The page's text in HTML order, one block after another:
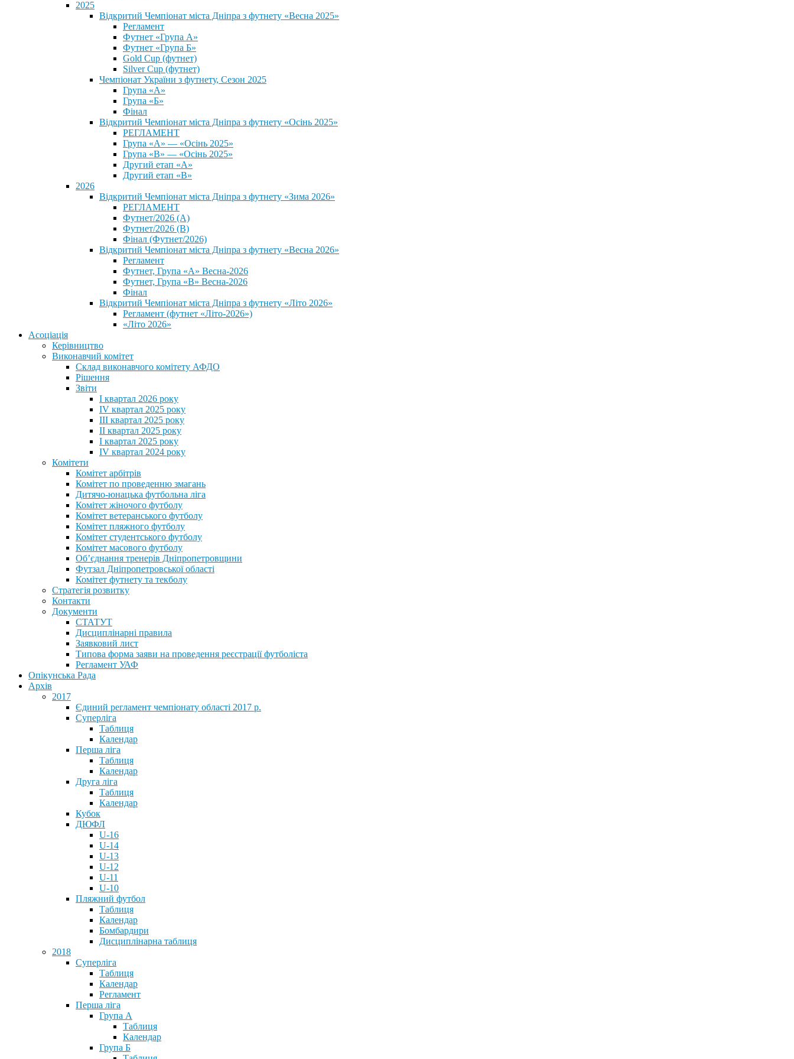
2025
Відкритий Чемпіонат міста Дніпра з футнету «Весна 2025»
Регламент
Футнет «Група А»
Футнет «Група Б»
Gold Cup (футнет)
Silver Cup (футнет)
Чемпіонат України з футнету, Сезон 2025
Група «А»
Група «Б»
Фінал
Відкритий Чемпіонат міста Дніпра з футнету «Осінь 2025»
РЕГЛАМЕНТ
Група «А» — «Осінь 2025»
Група «В» — «Осінь 2025»
Другий етап «А»
Другий етап «В»
2026
Відкритий Чемпіонат міста Дніпра з футнету «Зима 2026»
РЕГЛАМЕНТ
Футнет/2026 (А)
Футнет/2026 (В)
Фінал (Футнет/2026)
Відкритий Чемпіонат міста Дніпра з футнету «Весна 2026»
Регламент
Футнет, Група «А» Весна-2026
Футнет, Група «В» Весна-2026
Фінал
Відкритий Чемпіонат міста Дніпра з футнету «Літо 2026»
Регламент (футнет «Літо-2026»)
«Літо 2026»
Асоціація
Керівництво
Виконавчий комітет
Склад виконавчого комітету АФДО
Рішення
Звіти
I квартал 2026 року
IV квартал 2025 року
III квартал 2025 року
II квартал 2025 року
I квартал 2025 року
IV квартал 2024 року
Комітети
Комітет арбітрів
Комітет по проведенню змагань
Дитячо-юнацька футбольна ліга
Комітет жіночого футболу
Комітет ветеранського футболу
Комітет пляжного футболу
Комітет студентського футболу
Комітет масового футболу
Обʼєднання тренерів Дніпропетровщини
Футзал Дніпропетровської області
Комітет футнету та текболу
Стратегія розвитку
Контакти
Документи
СТАТУТ
Дисциплінарні правила
Заявковий лист
Типова форма заяви на проведення реєстрації футболіста
Регламент УАФ
Опікунська Рада
Архів
2017
Єдиний регламент чемпіонату області 2017 р.
Суперліга
Таблиця
Календар
Перша ліга
Таблиця
Календар
Друга ліга
Таблиця
Календар
Кубок
ДЮФЛ
U-16
U-14
U-13
U-12
U-11
U-10
Пляжний футбол
Таблиця
Календар
Бомбардири
Дисциплінарна таблиця
2018
Суперліга
Таблиця
Календар
Регламент
Перша ліга
Група А
Таблиця
Календар
Група Б